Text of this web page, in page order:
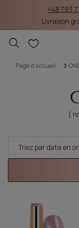
+48 793
Livraison
Listes d'achat
Page d'accueil
(
Modifier le tri
Triez par date en